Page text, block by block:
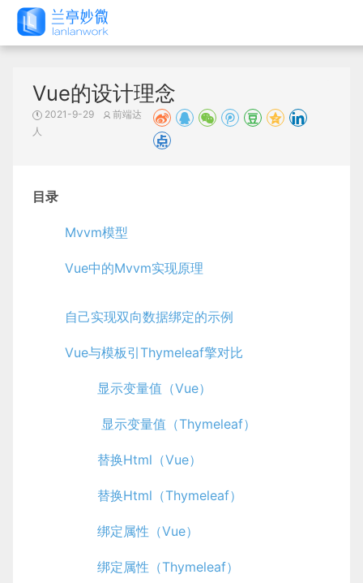
Vue的设计理念
2021-9-29
前端达
人
目录
Mvvm模型
Vue中的Mvvm实现原理
自己实现双向数据绑定的示例
Vue与模板引Thymeleaf擎对比
显示变量值（Vue）
显示变量值（Thymeleaf）
替换Html（Vue）
替换Html（Thymeleaf）
绑定属性（Vue）
绑定属性（Thymeleaf）